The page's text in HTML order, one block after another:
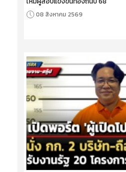
08 สิงหาคม 2569